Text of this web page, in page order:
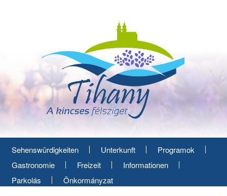
Sehenswürdigkeiten Unterkunft
Programok
Gastronomie
Freizeit
Informationen
Parkolás
Önkormányzat